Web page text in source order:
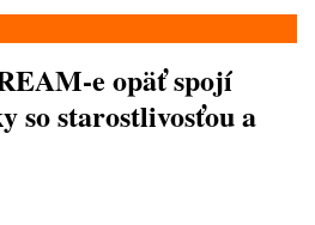
e opäť spojí
so starostlivosťou a